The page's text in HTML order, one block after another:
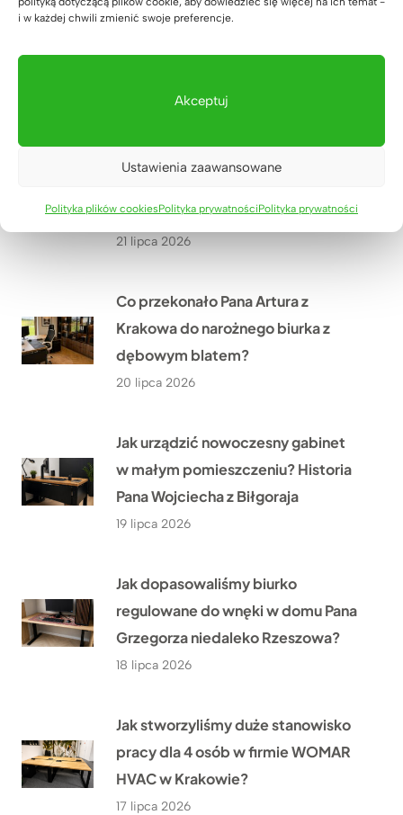
i w każdej chwili zmienić swoje preferencje.
Akceptuj
Ustawienia zaawansowane
Polityka plików cookiesPolityka prywatnościPolityka prywatności
Jak wyposażyliśmy siłownię
22 lipca 2026
Jakie meble biurowe wykonaliśmy
PGE w Szczecinie?
21 lipca 2026
Co przekonało Pana Artura z
Krakowa do narożnego biurka z
dębowym blatem?
20 lipca 2026
Jak urządzić nowoczesny gabinet
w małym pomieszczeniu? Historia
Pana Wojciecha z Biłgoraja
19 lipca 2026
Jak dopasowaliśmy biurko
regulowane do wnęki w domu Pana
Grzegorza niedaleko Rzeszowa?
18 lipca 2026
Jak stworzyliśmy duże stanowisko
pracy dla 4 osób w firmie WOMAR
HVAC w Krakowie?
17 lipca 2026